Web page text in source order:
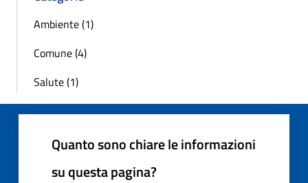
Ambiente (1)
Comune (4)
Salute (1)
Quanto sono chiare le informazioni
su questa pagina?